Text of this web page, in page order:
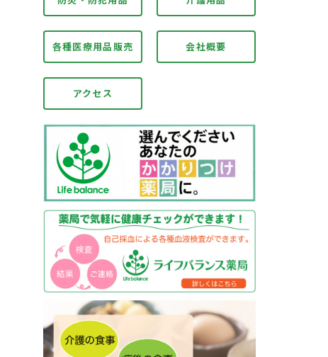
各種医療用品販売 会社概要
アクセス